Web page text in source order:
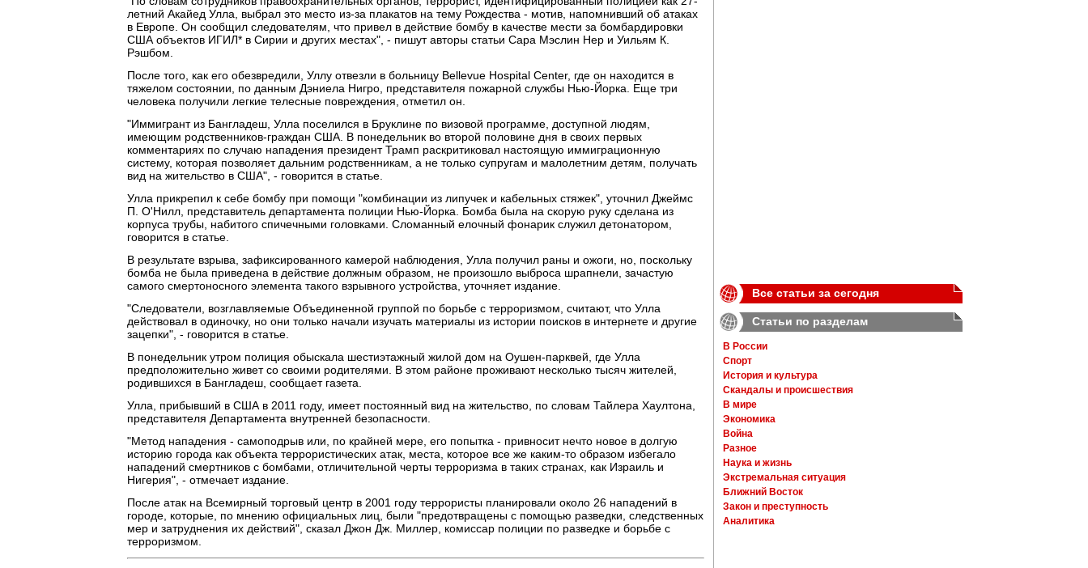
летний Акайед Улла, выбрал это место из-за плакатов на тему Рождества - мотив, напомнивший об атаках
в Европе. Он сообщил следователям, что привел в действие бомбу в качестве мести за бомбардировки
США объектов ИГИЛ* в Сирии и других местах", - пишут авторы статьи Сара Мэслин Нер и Уильям К.
Рэшбом.
После того, как его обезвредили, Уллу отвезли в больницу Bellevue Hospital Center, где он находится в
тяжелом состоянии, по данным Дэниела Нигро, представителя пожарной службы Нью-Йорка. Еще три
человека получили легкие телесные повреждения, отметил он.
"Иммигрант из Бангладеш, Улла поселился в Бруклине по визовой программе, доступной людям,
имеющим родственников-граждан США. В понедельник во второй половине дня в своих первых
комментариях по случаю нападения президент Трамп раскритиковал настоящую иммиграционную
систему, которая позволяет дальним родственникам, а не только супругам и малолетним детям, получать
вид на жительство в США", - говорится в статье.
Улла прикрепил к себе бомбу при помощи "комбинации из липучек и кабельных стяжек", уточнил Джеймс
П. О'Нилл, представитель департамента полиции Нью-Йорка. Бомба была на скорую руку сделана из
корпуса трубы, набитого спичечными головками. Сломанный елочный фонарик служил детонатором,
говорится в статье.
В результате взрыва, зафиксированного камерой наблюдения, Улла получил раны и ожоги, но, поскольку
бомба не была приведена в действие должным образом, не произошло выброса шрапнели, зачастую
самого смертоносного элемента такого взрывного устройства, уточняет издание.
"Следователи, возглавляемые Объединенной группой по борьбе с терроризмом, считают, что Улла
действовал в одиночку, но они только начали изучать материалы из истории поисков в интернете и другие
зацепки", - говорится в статье.
В понедельник утром полиция обыскала шестиэтажный жилой дом на Оушен-парквей, где Улла
предположительно живет со своими родителями. В этом районе проживают несколько тысяч жителей,
родившихся в Бангладеш, сообщает газета.
Улла, прибывший в США в 2011 году, имеет постоянный вид на жительство, по словам Тайлера Хаултона,
представителя Департамента внутренней безопасности.
"Метод нападения - самоподрыв или, по крайней мере, его попытка - привносит нечто новое в долгую
историю города как объекта террористических атак, места, которое все же каким-то образом избегало
нападений смертников с бомбами, отличительной черты терроризма в таких странах, как Израиль и
Нигерия", - отмечает издание.
После атак на Всемирный торговый центр в 2001 году террористы планировали около 26 нападений в
городе, которые, по мнению официальных лиц, были "предотвращены с помощью разведки, следственных
мер и затруднения их действий", сказал Джон Дж. Миллер, комиссар полиции по разведке и борьбе с
терроризмом.
Все статьи за сегодня
Статьи по разделам
В России
Спорт
История и культура
Скандалы и происшествия
В мире
Экономика
Война
Разное
Наука и жизнь
Экстремальная ситуация
Ближний Восток
Закон и преступность
Аналитика